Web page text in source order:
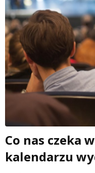
Co nas czeka
kalendarzu